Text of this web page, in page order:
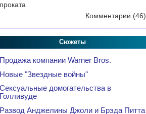
Комментарии (46)
Сюжеты
компании Warner Bros.
"Звездные войны"
домогательства в
Анджелины Джоли и Брэда Питта